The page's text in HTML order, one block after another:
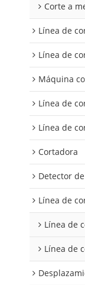
Corte a
Línea de
Línea de corte
Máquina
Línea de corte
Línea de corte
Cortadora
Detector
Línea de
Línea de
Línea de